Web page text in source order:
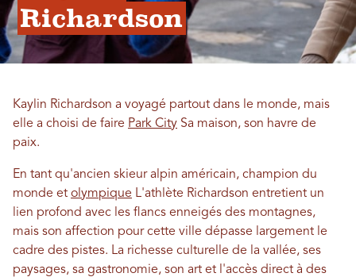
Richardson
Kaylin Richardson a voyagé partout dans le monde, mais
elle a choisi de faire Park City Sa maison, son havre de
paix.
En tant qu'ancien skieur alpin américain, champion du
monde et olympique L'athlète Richardson entretient un
lien profond avec les flancs enneigés des montagnes,
mais son affection pour cette ville dépasse largement le
cadre des pistes. La richesse culturelle de la vallée, ses
paysages, sa gastronomie, son art et l'accès direct à des